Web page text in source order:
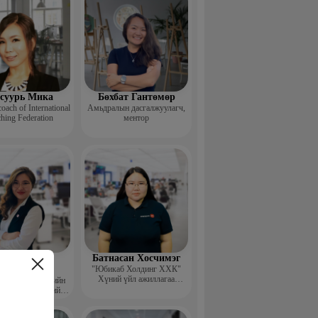
Мика
of International
Federation
Бөхбат Гантөмөр
Амьдралын дасгалжуулагч,
ментор
Гоомарал
хүний нөөцийн
шинэчлэлийн
Батнасан Хосчимэг
"Юбикаб Холдинг ХХК"
Хүний үйл ажиллагаа